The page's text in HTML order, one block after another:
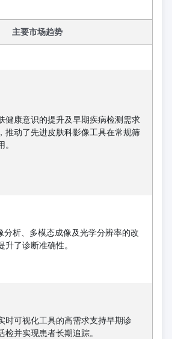
主要市场趋势
健康意识的提升及早期疾病检测需求
推动了先进皮肤科影像工具在常规筛
分析、多模态成像及光学分辨率的改
升了诊断准确性。
时可视化工具的高需求支持早期诊
检并实现患者长期追踪。